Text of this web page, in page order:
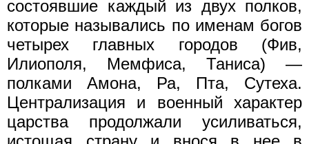
состоявшие каждый из двух полков,
которые назывались по именам богов
четырех главных городов (Фив,
Илиополя, Мемфиса, Таниса) —
полками Амона, Ра, Пта, Сутеха.
Централизация и военный характер
царства продолжали усиливаться,